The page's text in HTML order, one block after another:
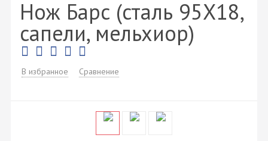
Нож Барс (сталь 95X18,
сапели, мельхиор)
В избранное Сравнение